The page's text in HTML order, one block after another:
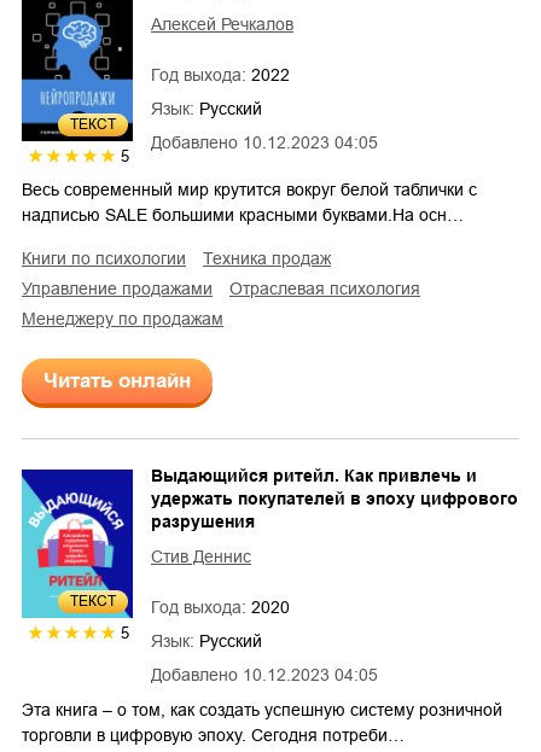
ТЕКСТ
5
Добавлено 10.12.2023 04:05
Алексей Речкалов
Год выхода: 2022
Язык: Русский
Весь современный мир крутится вокруг белой таблички с
надписью SALE большими красными буквами.На осн…
книги по психологии
техника продаж
управление продажами
отраслевая психология
менеджеру по продажам
Читать онлайн
ТЕКСТ
5
Добавлено 10.12.2023 04:05
Выдающийся ритейл. Как привлечь и
удержать покупателей в эпоху цифрового
разрушения
Стив Деннис
Год выхода: 2020
Язык: Русский
Эта книга – о том, как создать успешную систему розничной
торговли в цифровую эпоху. Сегодня потреби…